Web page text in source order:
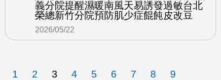
義分院提醒濕暖南風天易誘發過敏台北
榮總新竹分院預防肌少症餛飩皮改豆
2026/05/22
1 2 3 4 5 6 7 8 9